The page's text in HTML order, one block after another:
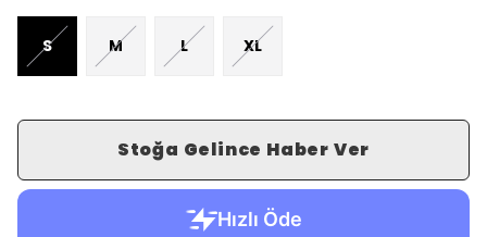
S M L XL
Stoğa Gelince Haber Ver